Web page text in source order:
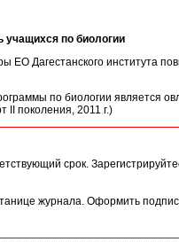
учащихся по биологии
Дагестанского института
по биологии является
II поколения, 2011 г.)
срок.
журнала. Оформить